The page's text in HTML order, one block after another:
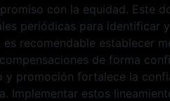
con la equidad. Este
periódicas para identificar
es recomendable establecer
de forma
y promoción fortalece la
Implementar estos